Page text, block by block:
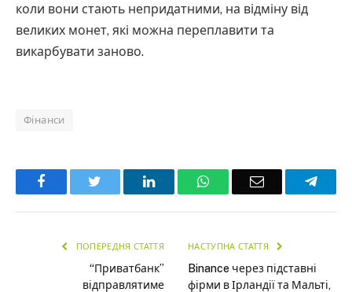
коли вони стають непридатними, на відміну від
великих монет, які можна переплавити та
викарбувати заново.
Фінанси
Facebook LinkedInWhatsAppEmail
ПОПЕРЕДНЯ СТАТТЯ
“Приватбанк”
відправлятиме
НАСТУПНА СТАТТЯ
Binance через підставні
фірми в Ірландії та Мальті,